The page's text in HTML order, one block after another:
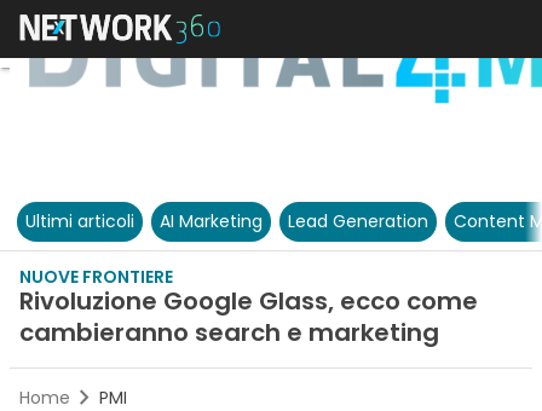
Ultimi articoli AI Marketing Lead Generation Content
NUOVE FRONTIERE
Rivoluzione Google Glass, ecco come
cambieranno search e marketing
Home PMI